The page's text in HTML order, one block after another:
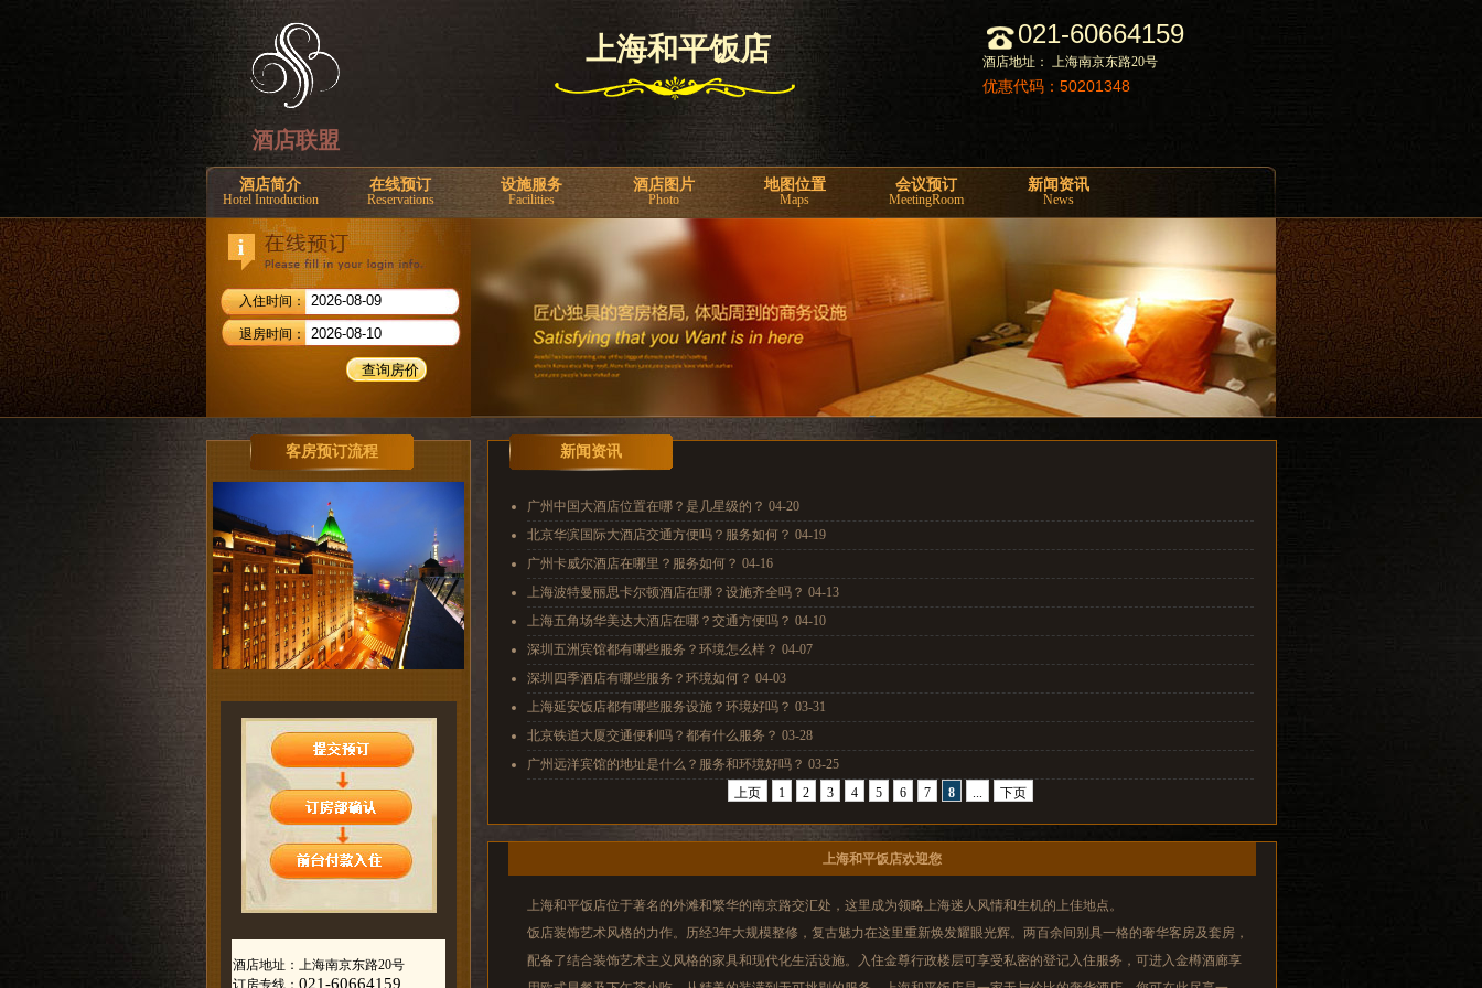
酒店联盟
上海和平饭店 021-60664159
酒店地址： 上海南京东路20号
优惠代码：50201348
酒店简介
Hotel Introduction
在线预订
Reservations
设施服务
Facilities
酒店图片
Photo
地图位置
Maps
会议预订
MeetingRoom
新闻资讯
News
入住时间：
退房时间：
客房预订流程
酒店地址：上海南京东路20号
订房专线：021-60664159
新闻资讯
广州中国大酒店位置在哪？是几星级的？ 04-20
北京华滨国际大酒店交通方便吗？服务如何？ 04-19
广州卡威尔酒店在哪里？服务如何？ 04-16
上海波特曼丽思卡尔顿酒店在哪？设施齐全吗？ 04-13
上海五角场华美达大酒店在哪？交通方便吗？ 04-10
深圳五洲宾馆都有哪些服务？环境怎么样？ 04-07
深圳四季酒店有哪些服务？环境如何？ 04-03
上海延安饭店都有哪些服务设施？环境好吗？ 03-31
北京铁道大厦交通便利吗？都有什么服务？ 03-28
广州远洋宾馆的地址是什么？服务和环境好吗？ 03-25
上页
1 2 3 4 5 6 7 8 ... 下页
上海和平饭店欢迎您
上海和平饭店位于著名的外滩和繁华的南京路交汇处，这里成为领略上海迷人风情和生机的上佳地点。
饭店装饰艺术风格的力作。历经3年大规模整修，复古魅力在这里重新焕发耀眼光辉。两百余间别具一格的奢华客房及套房，
配备了结合装饰艺术主义风格的家具和现代化生活设施。入住金尊行政楼层可享受私密的登记入住服务，可进入金樽酒廊享